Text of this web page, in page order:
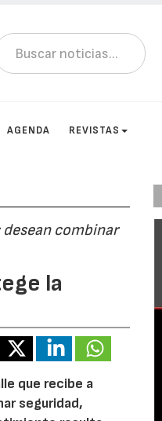
AGENDA REVISTAS
combinar
la
que recibe a
seguridad,